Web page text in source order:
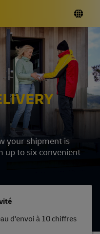
your shipment is
up to six convenient
d'envoi à 10 chiffres